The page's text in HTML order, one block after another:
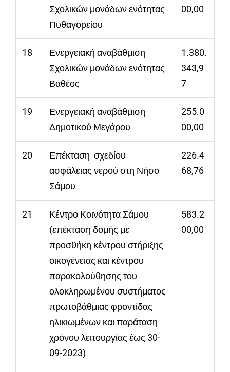
Σχολικών μονάδων ενότητας
Πυθαγορείου
00,00
18
Ενεργειακή αναβάθμιση
Σχολικών μονάδων ενότητας
Βαθέος
1.380.
343,9
7
19
Ενεργειακή αναβάθμιση
Δημοτικού Μεγάρου
255.0
00,00
20
Επέκταση σχεδίου
ασφάλειας νερού στη Νήσο
Σάμου
226.4
68,76
21
Κέντρο Κοινότητα Σάμου
(επέκταση δομής με
προσθήκη κέντρου στήριξης
οικογένειας και κέντρου
παρακολούθησης του
ολοκληρωμένου συστήματος
πρωτοβάθμιας φροντίδας
ηλικιωμένων και παράταση
χρόνου λειτουργίας έως 30-
09-2023)
583.2
00,00